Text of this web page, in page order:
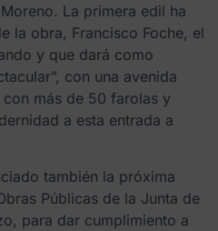
La primera edil ha
la obra, Francisco Foche, el
y que dará como
con una avenida
más de 50 farolas y
a esta entrada a
también la próxima
Públicas de la Junta de
para dar cumplimiento a